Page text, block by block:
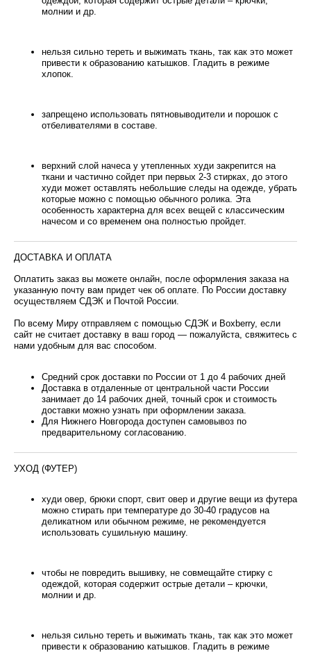
молнии и др.
нельзя сильно тереть и выжимать ткань, так как это может
привести к образованию катышков. Гладить в режиме
хлопок.
запрещено использовать пятновыводители и порошок с
отбеливателями в составе.
верхний слой начеса у утепленных худи закрепится на
ткани и частично сойдет при первых 2-3 стирках, до этого
худи может оставлять небольшие следы на одежде, убрать
которые можно с помощью обычного ролика. Эта
особенность характерна для всех вещей с классическим
начесом и со временем она полностью пройдет.
ДОСТАВКА И ОПЛАТА
Оплатить заказ вы можете онлайн, после оформления заказа на
указанную почту вам придет чек об оплате. По России доставку
осуществляем СДЭК и Почтой России.
По всему Миру отправляем с помощью СДЭК и Boxberry, если
сайт не считает доставку в ваш город — пожалуйста, свяжитесь с
нами удобным для вас способом.
Средний срок доставки по России от 1 до 4 рабочих дней
Доставка в отдаленные от центральной части России
занимает до 14 рабочих дней, точный срок и стоимость
доставки можно узнать при оформлении заказа.
Для Нижнего Новгорода доступен самовывоз по
предварительному согласованию.
УХОД (ФУТЕР)
худи овер, брюки спорт, свит овер и другие вещи из футера
можно стирать при температуре до 30-40 градусов на
деликатном или обычном режиме, не рекомендуется
использовать сушильную машину.
чтобы не повредить вышивку, не совмещайте стирку с
одеждой, которая содержит острые детали – крючки,
молнии и др.
нельзя сильно тереть и выжимать ткань, так как это может
привести к образованию катышков. Гладить в режиме